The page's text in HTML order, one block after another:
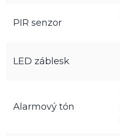
PIR senzor
LED záblesk
Alarmový tón